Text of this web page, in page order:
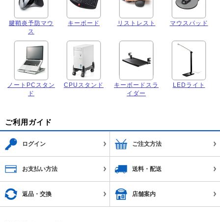
腱鞘炎予防マウ
ス
キーボード リストレスト マウスパッド
ノートPCスタン
ド
CPUスタンド
キーボードスラ
イダー
LEDライト
ご利用ガイド
ログイン ご注文方法
お支払い方法 送料・配送
返品・交換 店舗案内